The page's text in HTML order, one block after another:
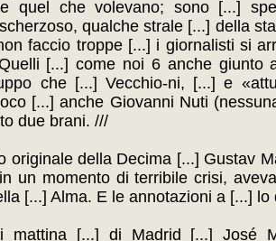
quel che volevano; sono [...]
qualche strale [...] della
faccio troppe [...] i giornalisti si
[...] come noi 6 anche giunto
che [...] Vecchio-ni, [...] e
[...] anche Giovanni Nuti
due brani. ///
originale della Decima [...] Gustav
un momento di terribile crisi,
[...] Alma. E le annotazioni a [...] lo
mattina [...] di Madrid [...] José